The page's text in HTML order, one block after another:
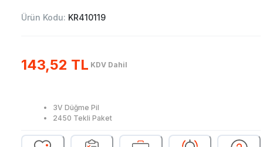
Ürün Kodu: KR410119
143,52 TL KDV Dahil
3V Düğme Pil
2450 Tekli Paket